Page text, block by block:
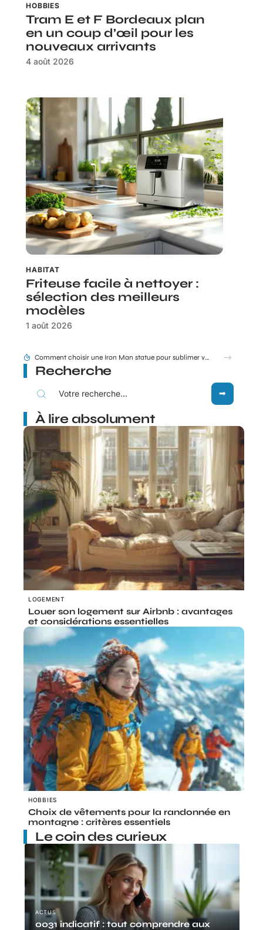
HOBBIES
Tram E et F Bordeaux plan
en un coup d’œil pour les
nouveaux arrivants
4 août 2026
HABITAT
Friteuse facile à nettoyer :
sélection des meilleurs
modèles
1 août 2026
Comment choisir une Iron Man statue pour sublimer votre déco ?
Recherche
À lire absolument
LOGEMENT
Louer son logement sur Airbnb : avantages
et considérations essentielles
HOBBIES
Choix de vêtements pour la randonnée en
montagne : critères essentiels
Le coin des curieux
ACTUS
0031 indicatif : tout comprendre aux